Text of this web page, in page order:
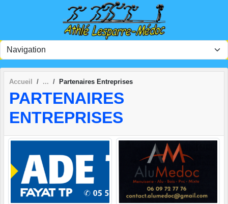
Accueil Partenaires Entreprises
PARTENAIRES
ENTREPRISES
Panneau de gestion des cookies